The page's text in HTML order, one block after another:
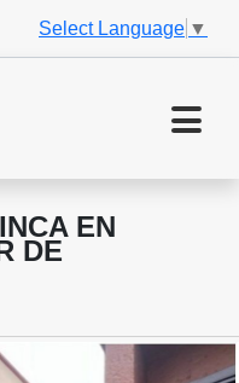
Select Language ▼
EN
DE